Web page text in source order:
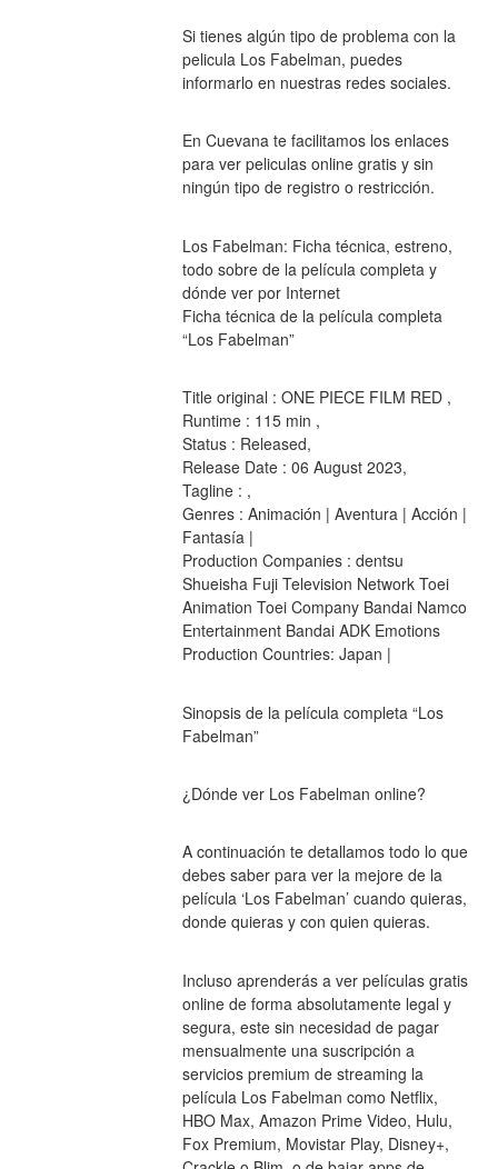
Si tienes algún tipo de problema con la
pelicula Los Fabelman, puedes
informarlo en nuestras redes sociales.
En Cuevana te facilitamos los enlaces
para ver peliculas online gratis y sin
ningún tipo de registro o restricción.
Los Fabelman: Ficha técnica, estreno,
todo sobre de la película completa y
dónde ver por Internet
Ficha técnica de la película completa
“Los Fabelman”
Title original : ONE PIECE FILM RED ,
Runtime : 115 min ,
Status : Released,
Release Date : 06 August 2023,
Tagline : ,
Genres : Animación | Aventura | Acción |
Fantasía |
Production Companies : dentsu
Shueisha Fuji Television Network Toei
Animation Toei Company Bandai Namco
Entertainment Bandai ADK Emotions
Production Countries: Japan |
Sinopsis de la película completa “Los
Fabelman”
¿Dónde ver Los Fabelman online?
A continuación te detallamos todo lo que
debes saber para ver la mejore de la
película ‘Los Fabelman’ cuando quieras,
donde quieras y con quien quieras.
Incluso aprenderás a ver películas gratis
online de forma absolutamente legal y
segura, este sin necesidad de pagar
mensualmente una suscripción a
servicios premium de streaming la
película Los Fabelman como Netflix,
HBO Max, Amazon Prime Video, Hulu,
Fox Premium, Movistar Play, Disney+,